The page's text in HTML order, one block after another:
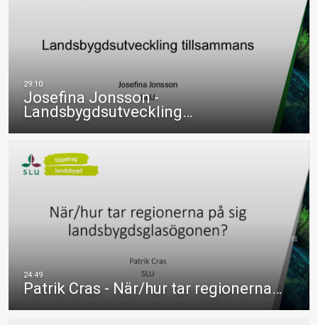
Josefina Jonsson -
Landsbygdsutveckling…
Patrik Cras - När/hur tar regionerna…